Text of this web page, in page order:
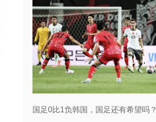
国足0比1负韩国，国足还有希望吗？